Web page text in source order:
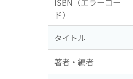
ISBN（エラーコー
ド）
タイトル
著者・編者